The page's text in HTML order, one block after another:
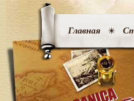
Главная